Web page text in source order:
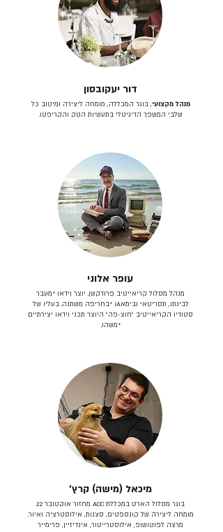
דור יעקובסון
מנהל מקצועי, בוגר המכללה, מומחה ליצירה ומיטוב כל
שלבי המשפך הדיגיטלי בתעשיות הטק והקריפטו.
עופר אלוני
מנהל מסלול קריאייטיב פרודקשן. יוצר וידאו *מעבר
לבינתו, תסריטאי וב​ימאiA‎ *בחריפה משתנה. בעליו של
סטודיו הקריאייטיב ״חוצ-פה״ היוצר תכני וידאו יצירתיים
*משהו.
מיכאל (מישה) קרץ׳
בוגר מסלול הארט במכללת ACC מחזור אוקטובר 12.
מומחה ליצירה של קונספטים, סצנות, אילוסטרציה ואיור.
מרצה לפוטושופ, אילוסטרייטור, אינדיזיין, פרימייר